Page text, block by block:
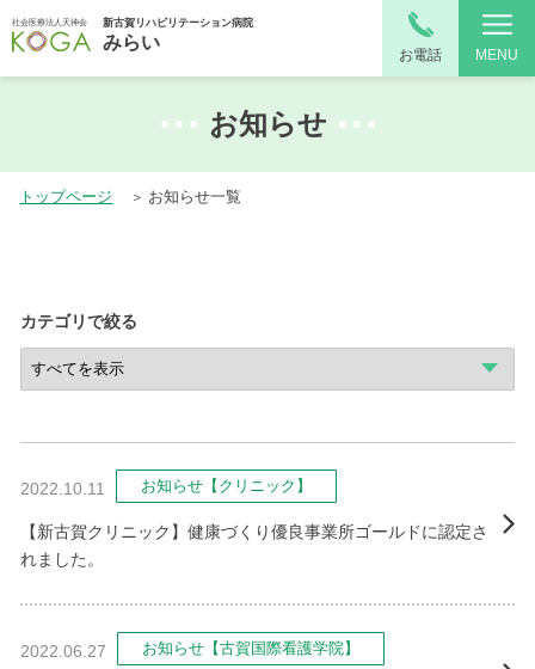
社会医療法人天神会 新古賀リハビリテーション病院
みらい
お電話 MENU
お知らせ
トップページ お知らせ一覧
カテゴリで絞る
2022.10.11 お知らせ【クリニック】
【新古賀クリニック】健康づくり優良事業所ゴールドに認定さ
れました。
2022.06.27 お知らせ【古賀国際看護学院】